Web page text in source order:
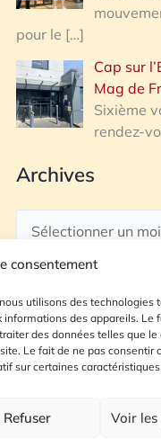
consentement
utilisons des technologies
des appareils. Le
des données telles que
Le fait de ne pas consentir
sur certaines
Refuser Voir les
pour le […]
Cap sur
Mag de
Sixième
rendez-
Archives